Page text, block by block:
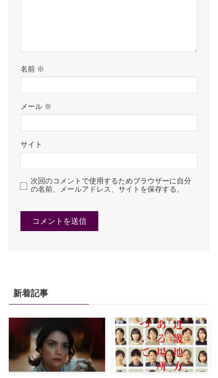
名前 ※
メール ※
サイト
次回のコメントで使用するためブラウザーに自分
の名前、メールアドレス、サイトを保存する。
新着記事